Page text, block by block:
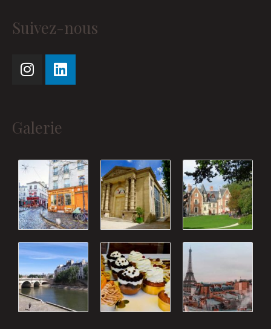
Suivez-nous
Instagram
Linkedin
Galerie